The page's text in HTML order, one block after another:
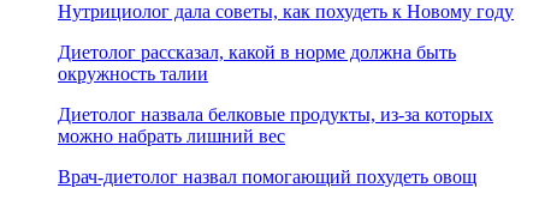
Нутрициолог дала советы, как похудеть к Новому году
Диетолог рассказал, какой в норме должна быть
окружность талии
Диетолог назвала белковые продукты, из-за которых
можно набрать лишний вес
Врач-диетолог назвал помогающий похудеть овощ